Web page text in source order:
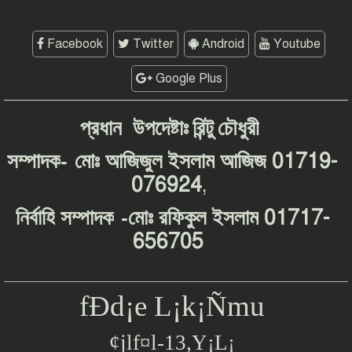
Facebook Twitter Android Youtube
Google Plus
প্রধান উপদেষ্টাঃরিন্টু চৌধুরী
সম্পাদক- মোঃ আজিজুল ইসলাম আজিজ 01719-
076924,
নির্বাহি সম্পাদক-মোঃ রফিকুল ইসলাম 01717-
656705
fÐd¡e L¡k¡Ñmu
¢jlf¤l-13,Y¡L¡